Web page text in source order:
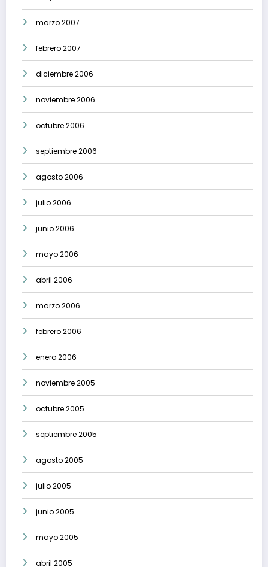
marzo 2007
febrero 2007
diciembre 2006
noviembre 2006
octubre 2006
septiembre 2006
agosto 2006
julio 2006
junio 2006
mayo 2006
abril 2006
marzo 2006
febrero 2006
enero 2006
noviembre 2005
octubre 2005
septiembre 2005
agosto 2005
julio 2005
junio 2005
mayo 2005
abril 2005